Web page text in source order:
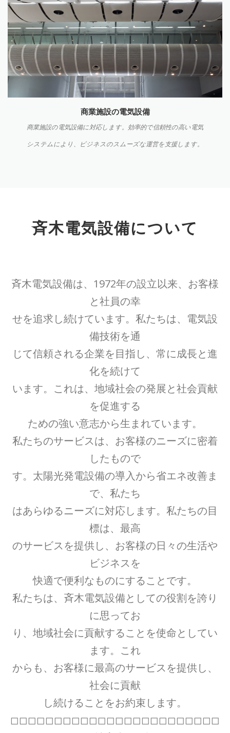
商業施設の電気設備
商業施設の電気設備に対応します。効率的で信頼性の高い電気
システムにより、ビジネスのスムーズな運営を支援します。
斉木電気設備について
斉木電気設備は、1972年の設立以来、お客様
と社員の幸
せを追求し続けています。私たちは、電気設
備技術を通
じて信頼される企業を目指し、常に成長と進
化を続けて
います。これは、地域社会の発展と社会貢献
を促進する
ための強い意志から生まれています。
私たちのサービスは、お客様のニーズに密着
したもので
す。太陽光発電設備の導入から省エネ改善ま
で、私たち
はあらゆるニーズに対応します。私たちの目
標は、最高
のサービスを提供し、お客様の日々の生活や
ビジネスを
快適で便利なものにすることです。
私たちは、斉木電気設備としての役割を誇り
に思ってお
り、地域社会に貢献することを使命としてい
ます。これ
からも、お客様に最高のサービスを提供し、
社会に貢献
し続けることをお約束します。
◻︎◻︎◻︎◻︎◻︎◻︎◻︎◻︎◻︎◻︎◻︎◻︎◻︎◻︎◻︎◻︎◻︎◻︎◻︎◻︎◻︎◻︎◻︎◻︎